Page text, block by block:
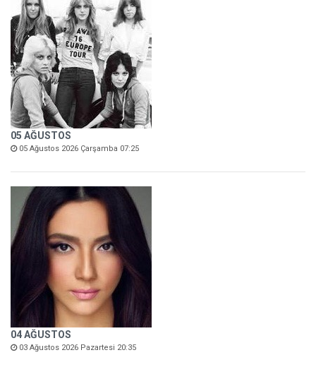
05 AĞUSTOS
05 Ağustos 2026 Çarşamba 07:25
04 AĞUSTOS
03 Ağustos 2026 Pazartesi 20:35